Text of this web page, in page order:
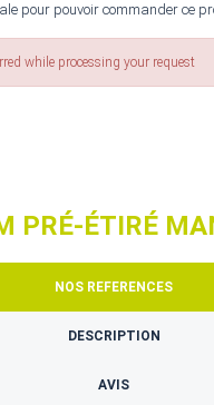
pour pouvoir commander ce
while processing your request
PRÉ-ÉTIRÉ
NOS REFERENCES
DESCRIPTION
AVIS